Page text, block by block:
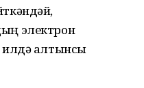
электрон
илдә алтынсы